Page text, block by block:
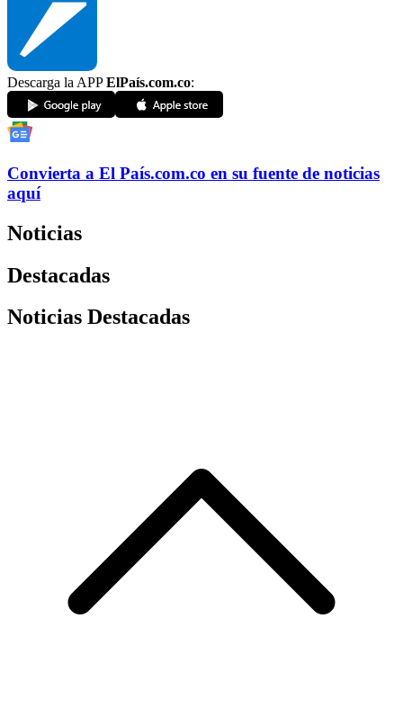
Descarga la APPElPaís.com.co:
Convierta a El País.com.co en su fuente de noticias
aquí
Noticias
Destacadas
Noticias Destacadas